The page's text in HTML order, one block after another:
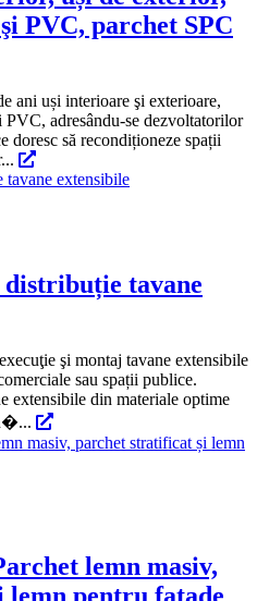
PVC, parchet SPC
ani uși interioare şi exterioare,
adresându-se dezvoltatorilor
doresc să recondiționeze spații
tavane
şi montaj tavane extensibile
sau spații publice.
extensibile din materiale optime
lemn masiv,